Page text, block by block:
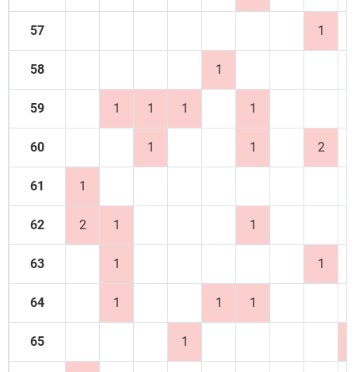
57 1
58 1
59 1 1 1 1
60 1 1 2
61 1
62 2 1 1
63 1 1
64 1 1 1
65 1